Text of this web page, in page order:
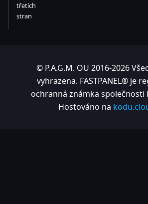
třetích
stran
© P.A.G.M. OU 2016-2026
vyhrazena. FASTPANEL® je
ochranná známka společnosti
Hostováno na